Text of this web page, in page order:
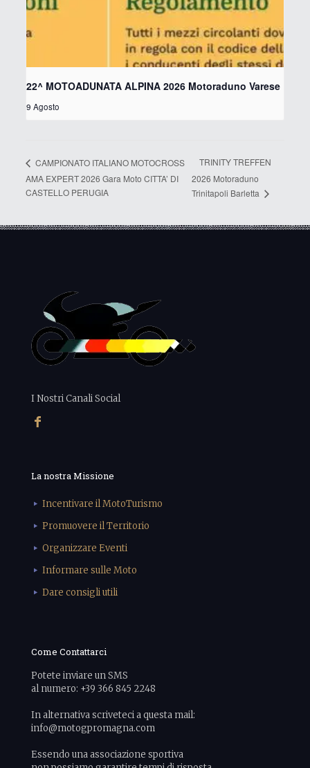
22^ MOTOADUNATA ALPINA 2026 Motoraduno Varese
9 Agosto
CAMPIONATO ITALIANO MOTOCROSS
AMA EXPERT 2026 Gara Moto CITTA’ DI
CASTELLO PERUGIA
TRINITY TREFFEN
2026 Motoraduno
Trinitapoli Barletta
I Nostri Canali Social
La nostra Missione
Incentivare il MotoTurismo
Promuovere il Territorio
Organizzare Eventi
Informare sulle Moto
Dare consigli utili
Come Contattarci
Potete inviare un SMS
al numero: +39 366 845 2248
In alternativa scriveteci a questa mail:
info@motogpromagna.com
Essendo una associazione sportiva